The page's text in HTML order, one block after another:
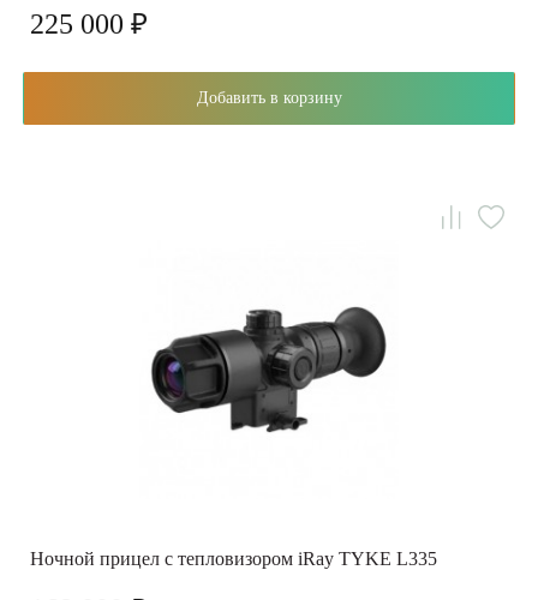
225 000 ₽
Добавить в корзину
Ночной прицел с тепловизором iRay TYKE L335